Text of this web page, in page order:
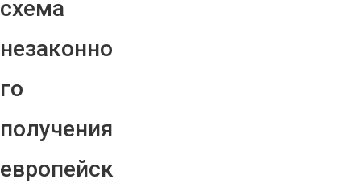
схема
незаконно
го
получения
европейск